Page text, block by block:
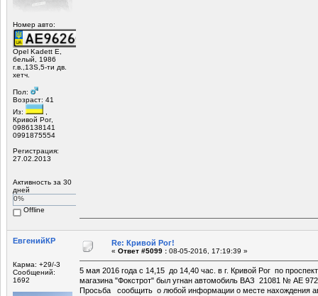
Номер авто:
Opel Kadett E,
белый, 1986
г.в.,13S,5-ти дв.
хетч.
Пол:
Возраст: 41
Из:
,
Кривой Рог,
0986138141
0991875554
Регистрация:
27.02.2013
Активность за 30
дней
0%
Offline
ЕвгенийКР
Карма: +29/-3
Сообщений:
1692
Re: Кривой Рог!
« Ответ #5099 : 08-05-2016, 17:19:39 »
5 мая 2016 года с 14,15 до 14,40 час. в г. Кривой Рог по
магазина "Фокстрот" был угнан автомобиль ВАЗ 21081 № АЕ
Просьба сообщить о любой информации о месте нахождения